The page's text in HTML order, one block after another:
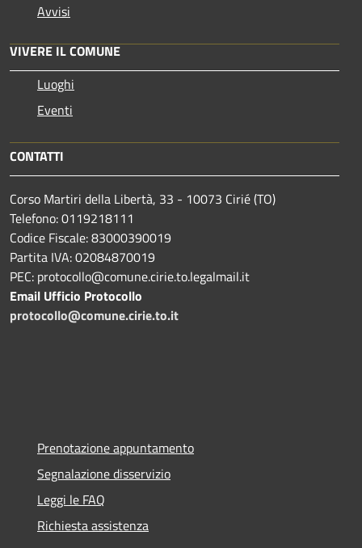
Avvisi
VIVERE IL COMUNE
Luoghi
Eventi
CONTATTI
Corso Martiri della Libertà, 33 - 10073 Cirié (TO)
Telefono: 0119218111
Codice Fiscale: 83000390019
Partita IVA: 02084870019
PEC: protocollo@comune.cirie.to.legalmail.it
Email Ufficio Protocollo
protocollo@comune.cirie.to.it
Prenotazione appuntamento
Segnalazione disservizio
Leggi le FAQ
Richiesta assistenza